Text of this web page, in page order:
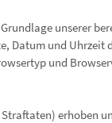
unserer
Datum und Uhrzeit
und
erhoben